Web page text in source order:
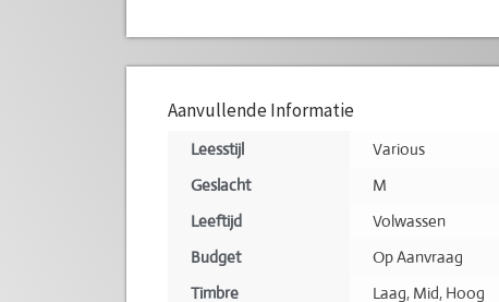
Aanvullende Informatie
Leesstijl
Various
Geslacht
M
Leeftijd
Volwassen
Budget
Op Aanvraag
Timbre
Laag, Mid, Hoog